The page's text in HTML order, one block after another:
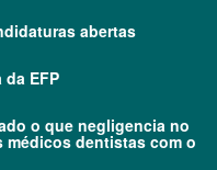
abertas
da EFP
o que negligencia no
médicos dentistas com o